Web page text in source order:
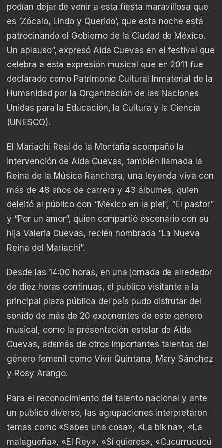
podían dejar de venir a esta fiesta maravillosa que
es ‘Zócalo, Lindo y Querido’, que esta noche está
patrocinando el Gobierno de la Ciudad de México.
Un aplauso”, expresó Aida Cuevas en el festival que
celebra a esta expresión musical que en 2011 fue
declarado como Patrimonio Cultural Inmaterial de la
Humanidad por la Organización de las Naciones
Unidas para la Educación, la Cultura y la Ciencia
(UNESCO).
El Mariachi Real de la Montaña acompañó la
intervención de Aida Cuevas, también llamada la
Reina de la Música Ranchera, una leyenda viva con
más de 48 años de carrera y 43 álbumes, quien
deleitó al público con “México en la piel”, “El pastor”
y “Por un amor”, quien compartió escenario con su
hija Valeria Cuevas, recién nombrada “La Nueva
Reina del Mariachi”.
Desde las 14:00 horas, en una jornada de alrededor
de diez horas continuas, el público visitante a la
principal plaza pública del país pudo disfrutar del
sonido de más de 20 exponentes de este género
musical, como la presentación estelar de Aida
Cuevas, además de otros importantes talentos del
género femenil como Vivir Quintana, Mary Sánchez
y Rosy Arango.
Para el reconocimiento del talento nacional y ante
un público diverso, las agrupaciones interpretaron
temas como «Sabes una cosa», «La bikina», «La
malagueña», «El Rey», «Si quieres», «Cucurrucucú